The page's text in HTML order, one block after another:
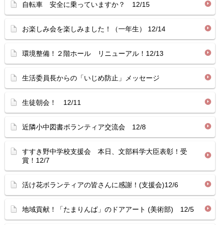
自転車 安全に乗っていますか？ 12/15
お楽しみ会を楽しみました！（一年生） 12/14
環境整備！２階ホール リニューアル！12/13
生活委員長からの「いじめ防止」メッセージ
生徒朝会！ 12/11
近隣小中図書ボランティア交流会 12/8
すすき野中学校支援会 本日、文部科学大臣表彰！受
賞！12/7
活け花ボランティアの皆さんに感謝！(支援会)12/6
地域貢献！「たまりんば」のドアアート (美術部) 12/5